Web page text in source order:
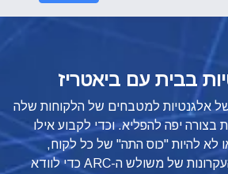
בבית עם ביאטריז
אלגנטיות למטבחים של הלקוחות שלה
בצורה יפה להפליא. וכדי לקבוע אילו
או לא להיות "כוס התה" של כל לקוח,
ביאטריז מיישמת את העקרונות של משולש ה-ARC כדי לוודא